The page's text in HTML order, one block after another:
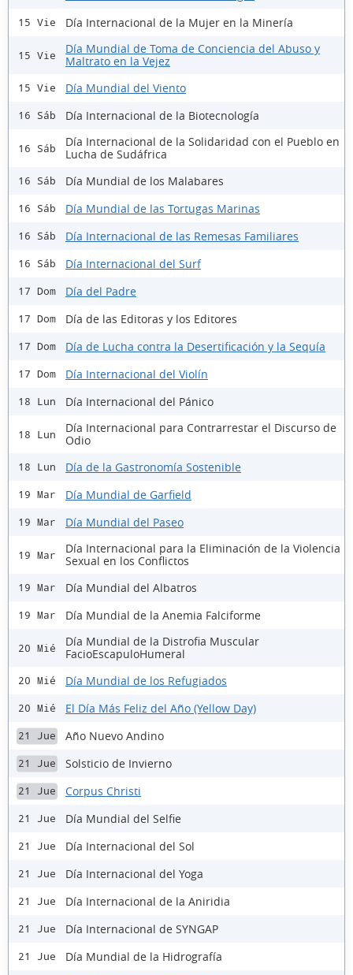
15 Vie Día Internacional de la Mujer en la Minería
15 Vie
Día Mundial de Toma de Conciencia del Abuso y
Maltrato en la Vejez
15 Vie Día Mundial del Viento
16 Sáb Día Internacional de la Biotecnología
16 Sáb
Día Internacional de la Solidaridad con el Pueblo en
Lucha de Sudáfrica
16 Sáb Día Mundial de los Malabares
16 Sáb Día Mundial de las Tortugas Marinas
16 Sáb Día Internacional de las Remesas Familiares
16 Sáb Día Internacional del Surf
17 Dom Día del Padre
17 Dom Día de las Editoras y los Editores
17 Dom Día de Lucha contra la Desertificación y la Sequía
17 Dom Día Internacional del Violín
18 Lun Día Internacional del Pánico
18 Lun
Día Internacional para Contrarrestar el Discurso de
Odio
18 Lun Día de la Gastronomía Sostenible
19 Mar Día Mundial de Garfield
19 Mar Día Mundial del Paseo
19 Mar
Día Internacional para la Eliminación de la Violencia
Sexual en los Conflictos
19 Mar Día Mundial del Albatros
19 Mar Día Mundial de la Anemia Falciforme
20 Mié
Día Mundial de la Distrofia Muscular
FacioEscapuloHumeral
20 Mié Día Mundial de los Refugiados
20 Mié El Día Más Feliz del Año (Yellow Day)
21 Jue Año Nuevo Andino
21 Jue Solsticio de Invierno
21 Jue Corpus Christi
21 Jue Día Mundial del Selfie
21 Jue Día Internacional del Sol
21 Jue Día Internacional del Yoga
21 Jue Día Internacional de la Aniridia
21 Jue Día Internacional de SYNGAP
21 Jue Día Mundial de la Hidrografía